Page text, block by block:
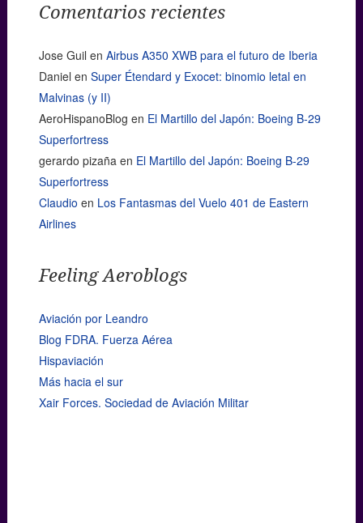
Comentarios recientes
Jose Guil en Airbus A350 XWB para el futuro de Iberia
Daniel en Super Étendard y Exocet: binomio letal en
Malvinas (y II)
AeroHispanoBlog en El Martillo del Japón: Boeing B-29
Superfortress
gerardo pizañaen El Martillo del Japón: Boeing B-29
Superfortress
Claudio en Los Fantasmas del Vuelo 401 de Eastern
Airlines
Feeling Aeroblogs
Aviación por Leandro
Blog FDRA. Fuerza Aérea
Hispaviación
Más hacia el sur
Xair Forces. Sociedad de Aviación Militar